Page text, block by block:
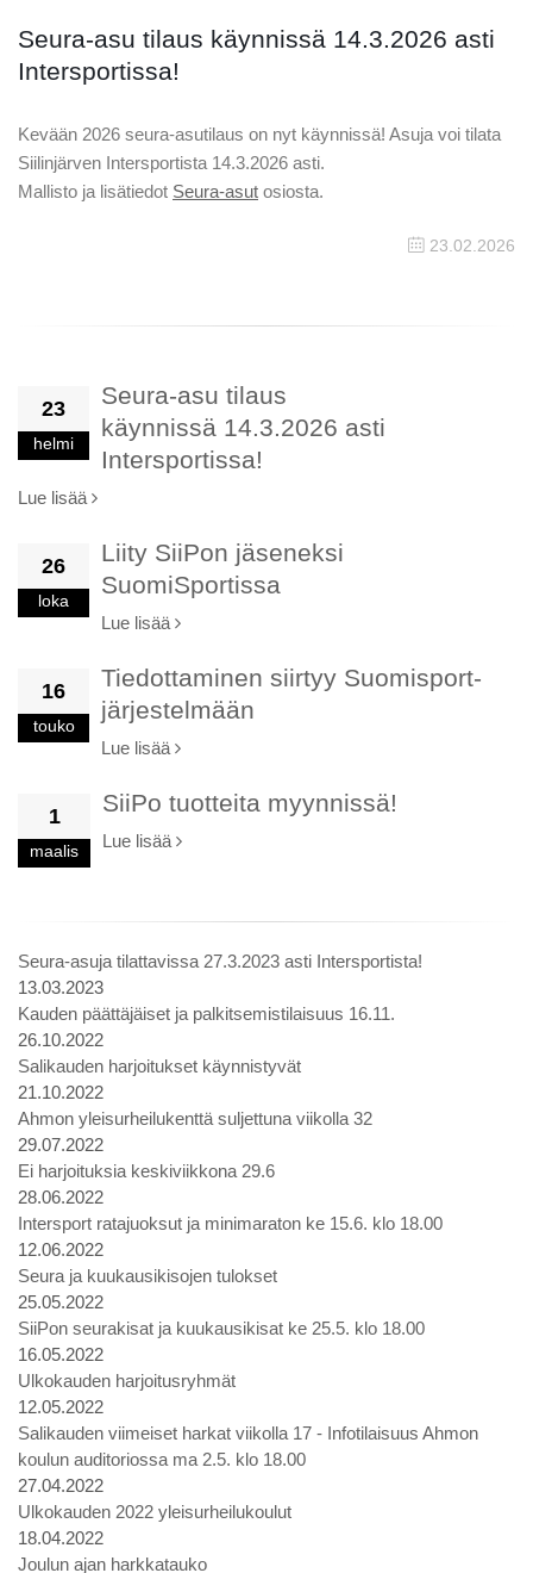
Seura-asu tilaus käynnissä 14.3.2026 asti
Intersportissa!
Kevään 2026 seura-asutilaus on nyt käynnissä! Asuja voi tilata
Siilinjärven Intersportista 14.3.2026 asti.
Mallisto ja lisätiedot Seura-asut osiosta.
23.02.2026
23
helmi
Seura-asu tilaus
käynnissä 14.3.2026 asti
Intersportissa!
Lue lisää
26
loka
Liity SiiPon jäseneksi
SuomiSportissa
Lue lisää
16
touko
Tiedottaminen siirtyy Suomisport-
järjestelmään
Lue lisää
1
maalis
SiiPo tuotteita myynnissä!
Lue lisää
Seura-asuja tilattavissa 27.3.2023 asti Intersportista!
13.03.2023
Kauden päättäjäiset ja palkitsemistilaisuus 16.11.
26.10.2022
Salikauden harjoitukset käynnistyvät
21.10.2022
Ahmon yleisurheilukenttä suljettuna viikolla 32
29.07.2022
Ei harjoituksia keskiviikkona 29.6
28.06.2022
Intersport ratajuoksut ja minimaraton ke 15.6. klo 18.00
12.06.2022
Seura ja kuukausikisojen tulokset
25.05.2022
SiiPon seurakisat ja kuukausikisat ke 25.5. klo 18.00
16.05.2022
Ulkokauden harjoitusryhmät
12.05.2022
Salikauden viimeiset harkat viikolla 17 - Infotilaisuus Ahmon
koulun auditoriossa ma 2.5. klo 18.00
27.04.2022
Ulkokauden 2022 yleisurheilukoulut
18.04.2022
Joulun ajan harkkatauko